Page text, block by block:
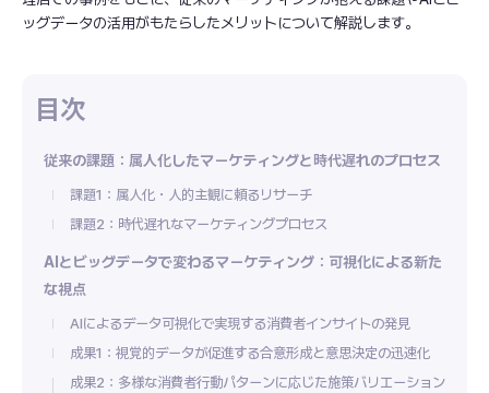
ッグデータの活用がもたらしたメリットについて解説します。
従来の課題：属人化したマーケティングと時代遅れのプロセス
課題1：属人化・人的主観に頼るリサーチ
課題2：時代遅れなマーケティングプロセス
AIとビッグデータで変わるマーケティング：可視化による新た
な視点
AIによるデータ可視化で実現する消費者インサイトの発見
成果1：視覚的データが促進する合意形成と意思決定の迅速化
成果2：多様な消費者行動パターンに応じた施策バリエーション